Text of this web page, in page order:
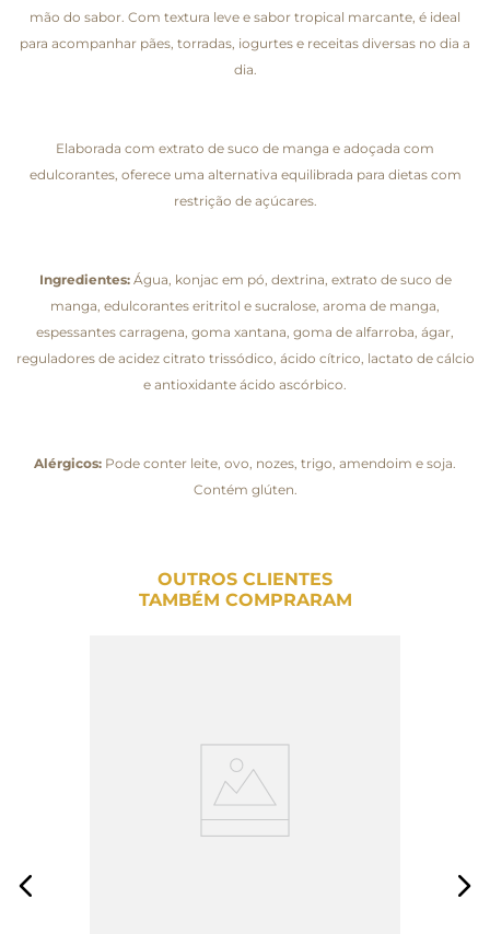
mão do sabor. Com textura leve e sabor tropical marcante, é ideal
para acompanhar pães, torradas, iogurtes e receitas diversas no dia a
dia.
Elaborada com extrato de suco de manga e adoçada com
edulcorantes, oferece uma alternativa equilibrada para dietas com
restrição de açúcares.
Ingredientes:Água, konjac em pó, dextrina, extrato de suco de
manga, edulcorantes eritritol e sucralose, aroma de manga,
espessantes carragena, goma xantana, goma de alfarroba, ágar,
reguladores de acidez citrato trissódico, ácido cítrico, lactato de cálcio
e antioxidante ácido ascórbico.
Alérgicos: Pode conter leite, ovo, nozes, trigo, amendoim e soja.
Contém glúten.
OUTROS CLIENTES
TAMBÉM COMPRARAM